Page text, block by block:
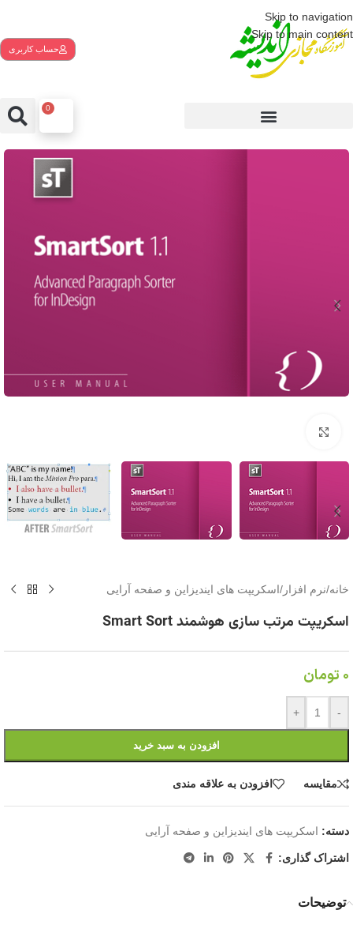
Skip to navigation
Skip to main content
حساب کاربری
0
خانه/نرم افزار /اسکریپت های ایندیزاین و صفحه آرایی
اسکریپت مرتب سازی هوشمند Smart Sort
0 تومان
-
+
افزودن به سبد خرید
مقايسه افزودن به علاقه مندی
دسته: اسکریپت های ایندیزاین و صفحه آرایی
اشتراک گذاری:
توضیحات